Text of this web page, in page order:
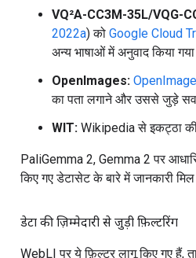
VQ²A-CC3M-35L/VQG-
2022a) को Google Cloud
अन्य भाषाओं में अनुवाद किया गया
OpenImages:
का पता लगाने और उससे जुड़े
WIT: Wikipedia से इकट्ठा
PaliGemma 2, Gemma 2 पर
किए गए डेटासेट के बारे में जानकारी
डेटा की ज़िम्मेदारी से जुड़ी फ़िल्टरिंग
WebLI पर ये फ़िल्टर लागू किए गए हैं,